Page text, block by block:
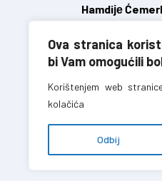
Ova stranica
bi Vam omogućili
Korištenjem web
kolačića
Odbij
Hamdiје
Federacija
F:+387 (0)33
Fond za zaštitu